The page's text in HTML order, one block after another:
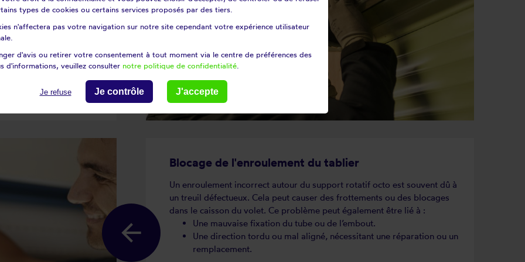
qui semble mal
le levage du volet.
plus
sans
Blocage de l'enroulement du tablier
Un enroulement incorrect autour du support rotatif octo est souvent dû à
un treuil défectueux. Cela peut causer des frottements ou des blocages
dans le caisson du volet. Ce problème peut également être lié à :
Une mauvaise fixation du tube ou de l’embout.
Une direction tordu ou mal aligné, nécessitant une réparation ou un
remplacement.
types de cookies ou certains services proposés par des tiers.
n'affectera pas votre navigation sur notre site cependant votre expérience utilisateur
d'avis ou retirer votre consentement à tout moment via le centre de préférences des
d'informations, veuillez consulter notre politique de confidentialité
Je refuse Je contrôle J'accepte